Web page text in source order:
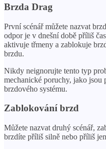
Brzda Drag
První scénář můžete nazvat
odpor je v dnešní době příliš
aktivuje třmeny a zablokuje
brzdu.
Nikdy neignorujte tento typ
mechanické poruchy, jako jsou
brzdového systému.
Zablokování brzd
Můžete nazvat druhý scénář,
brzdíte příliš silně nebo příliš